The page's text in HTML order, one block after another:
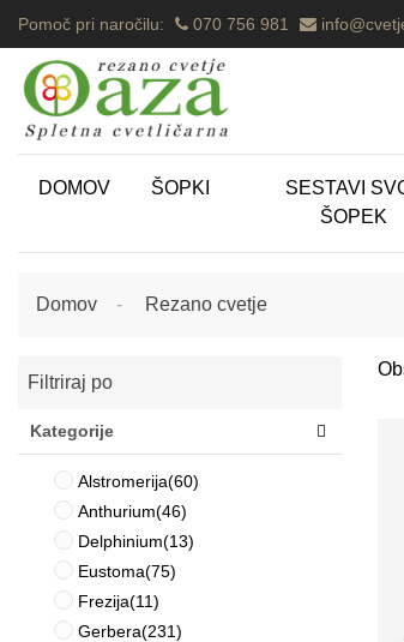
Pomoč pri naročilu: 070 756 981
DOMOV ŠOPKI
SESTAVI
ŠOPEK
Domov Rezano cvetje
Filtriraj po
Kategorije
Alstromerija(60)
Anthurium(46)
Delphinium(13)
Eustoma(75)
Frezija(11)
Gerbera(231)